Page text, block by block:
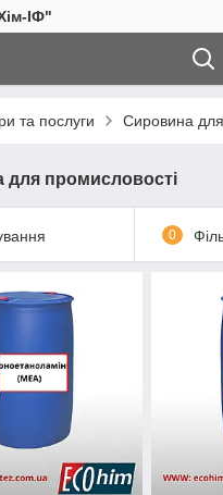
ІФ"
та послуги Сировина
для промисловості
0